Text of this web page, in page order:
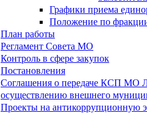
Графики приема
Положение по
План работы
Регламент Совета МО
Контроль в сфере закупок
Постановления
Соглашения о передаче КСП МО
осуществлению внешнего
Проекты на антикоррупционную